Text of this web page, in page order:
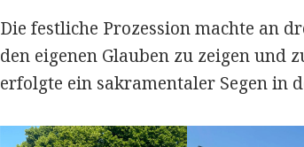
Die festliche Prozession machte an
den eigenen Glauben zu zeigen und
erfolgte ein sakramentaler Segen in